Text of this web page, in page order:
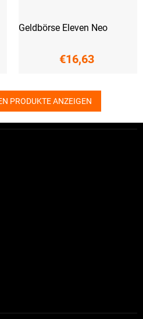
Geldbörse Eleven Neo
€16,63
PRODUKTE ANZEIGEN